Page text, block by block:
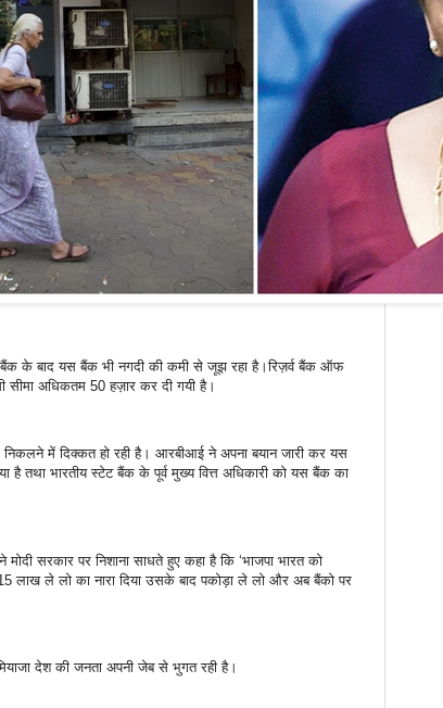
बैंक के बाद यस बैंक भी नगदी की कमी से जूझ रहा है।रिज़र्व बैंक ऑफ
अधिकतम 50 हज़ार कर दी गयी है।
में दिक्कत हो रही है। आरबीआई ने अपना बयान जारी कर यस
तथा भारतीय स्टेट बैंक के पूर्व मुख्य वित्त अधिकारी को यस बैंक का
सरकार पर निशाना साधते हुए कहा है कि ‘भाजपा भारत को
लाख ले लो का नारा दिया उसके बाद पकोड़ा ले लो और अब बैंको पर
देश की जनता अपनी जेब से भुगत रही है।